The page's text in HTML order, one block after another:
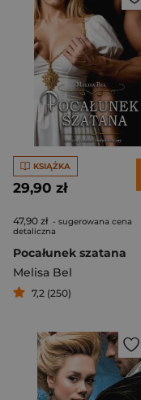
KSIĄŻKA
29,90 zł
47,90 zł - sugerowana cena
detaliczna
Pocałunek szatana
Melisa Bel
7,2 (250)